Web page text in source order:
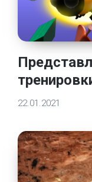
22.01.2021